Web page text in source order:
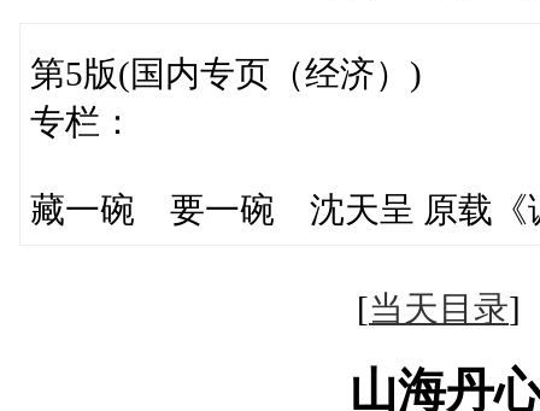
第5版(国内专页（经济）)
专栏：
藏一碗 要一碗 沈天呈 原载《
[当天目录
山海丹